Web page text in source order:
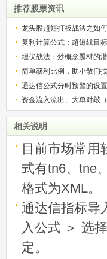
推荐股票资讯
龙头股超短打板战法之如
解）
复利计算公式：超短线目
少？
埋伏战法：炒概念题材的
简单获利比例，助小散们
用
通达信公式分时预警的设置
资金流入流出、大单对敲
相关说明
目前市场常用
式有tn6、tne
格式为XML。
通达信指标导
入公式 ＞ 选
定。